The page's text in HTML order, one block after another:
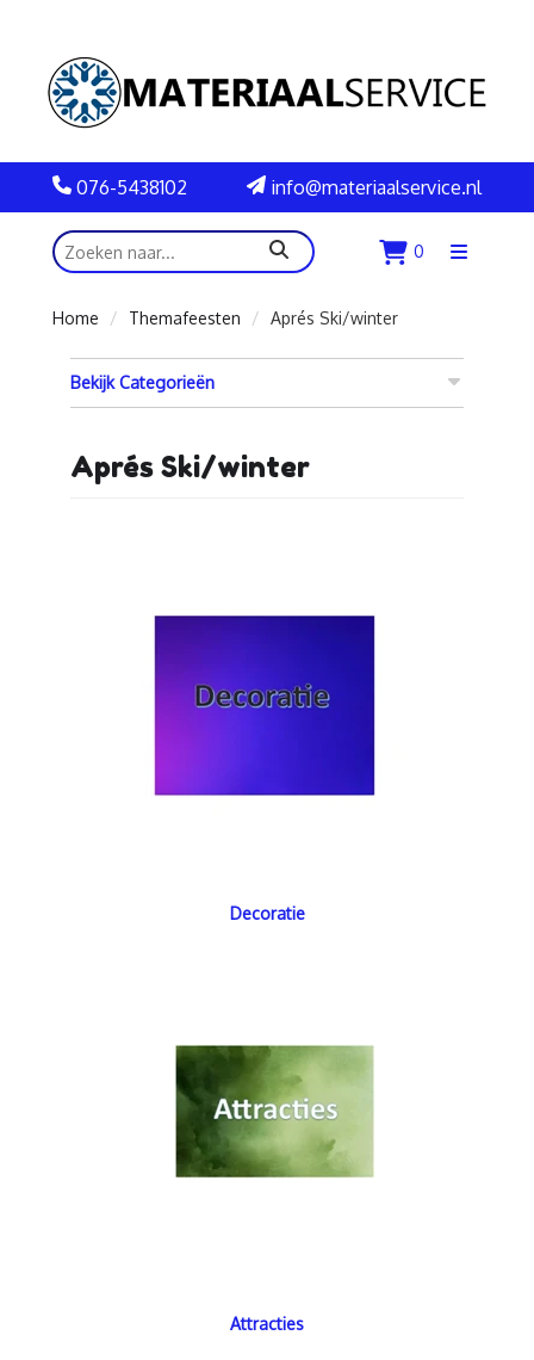
076-5438102 info@materiaalservice.nl
zoeken 0
Menu
Home
Themafeesten Aprés Ski/winter
Bekijk Categorieën
Aprés Ski/winter
Decoratie
Attracties